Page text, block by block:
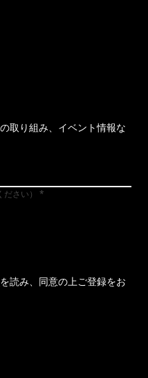
取り組み、イベント情報な
さい）
を読み、同意の上ご登録をお